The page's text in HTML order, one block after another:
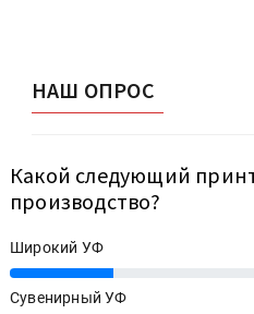
НАШ ОПРОС
Какой следующий
производство?
Широкий УФ
25%
Сувенирный УФ